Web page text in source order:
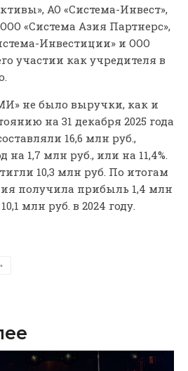
АО «Система-Инвест»,
«Система Азия Партнерс»,
Инвестиции» и ООО
участии как учредителя в
не было выручки, как и
на 31 декабря 2025 года
16,6 млн руб.,
на 1,7 млн руб., или на 11,4%.
10,3 млн руб. По итогам
получила прибыль 1,4 млн
млн руб. в 2024 году.